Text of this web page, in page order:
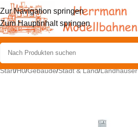
Zur Navigation springen
Zum Hauptinhalt springen
Start/H0/Gebäude/Stadt & Land/Landhäuser